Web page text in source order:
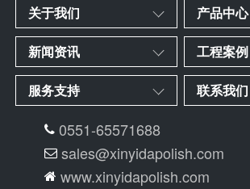
关于我们 产品中心
新闻资讯 工程案例
服务支持 联系我们
0551-65571688
sales@xinyidapolish.com
www.xinyidapolish.com